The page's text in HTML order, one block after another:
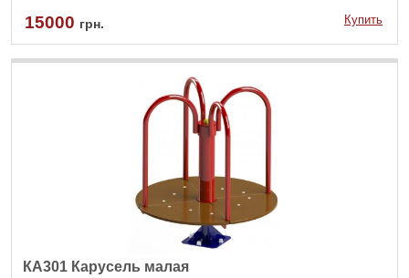
15000 грн. Купить
КА301 Карусель малая